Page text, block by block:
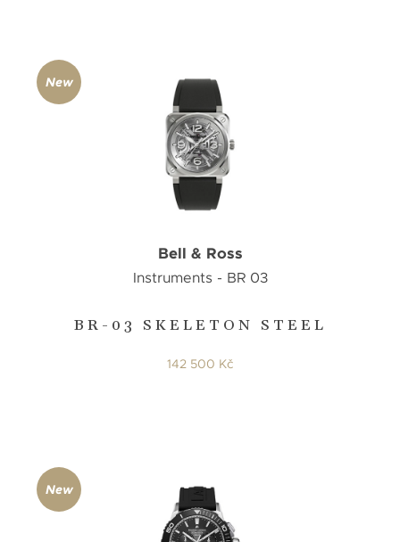
BR-03 SKELETON STEEL
Bell & Ross
Instruments - BR 03
142 500 Kč
New
New